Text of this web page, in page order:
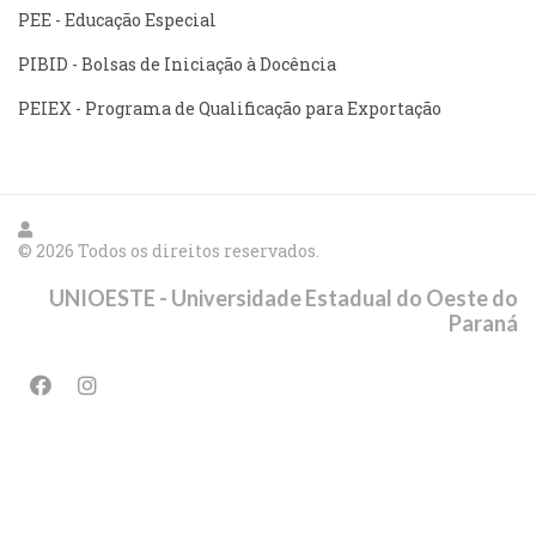
PEE - Educação Especial
PIBID - Bolsas de Iniciação à Docência
PEIEX - Programa de Qualificação para Exportação
© 2026 Todos os direitos reservados.
UNIOESTE - Universidade Estadual do Oeste do
Paraná